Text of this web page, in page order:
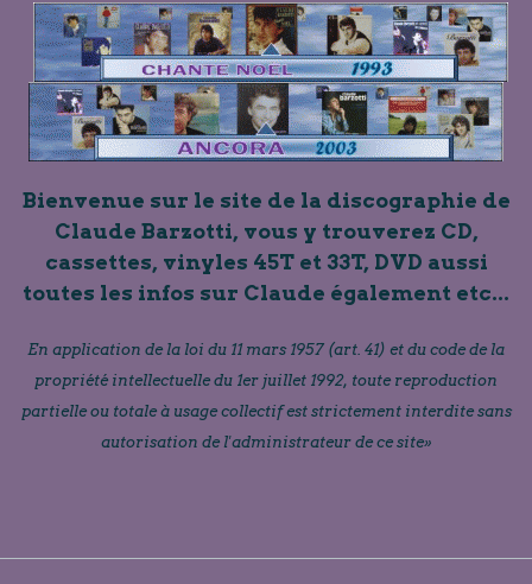
Bienvenue sur le site de la discographie de
Claude Barzotti, vous y trouverez CD,
cassettes, vinyles 45T et 33T, DVD aussi
toutes les infos sur Claude également etc...
En application de la loi du 11 mars 1957 (art. 41) et du code de la
propriété intellectuelle du 1er juillet 1992, toute reproduction
partielle ou totale à usage collectif est strictement interdite sans
autorisation de l'administrateur de ce site»